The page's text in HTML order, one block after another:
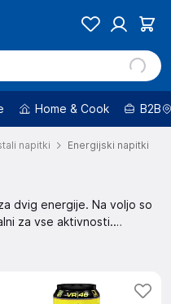
Home & Cook B2B
napitki Energijski napitki
dvig energije. Na voljo so
za vse aktivnosti.